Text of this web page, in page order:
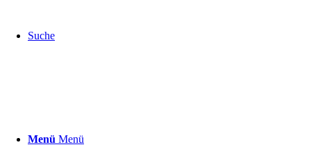
Suche
Menü Menü